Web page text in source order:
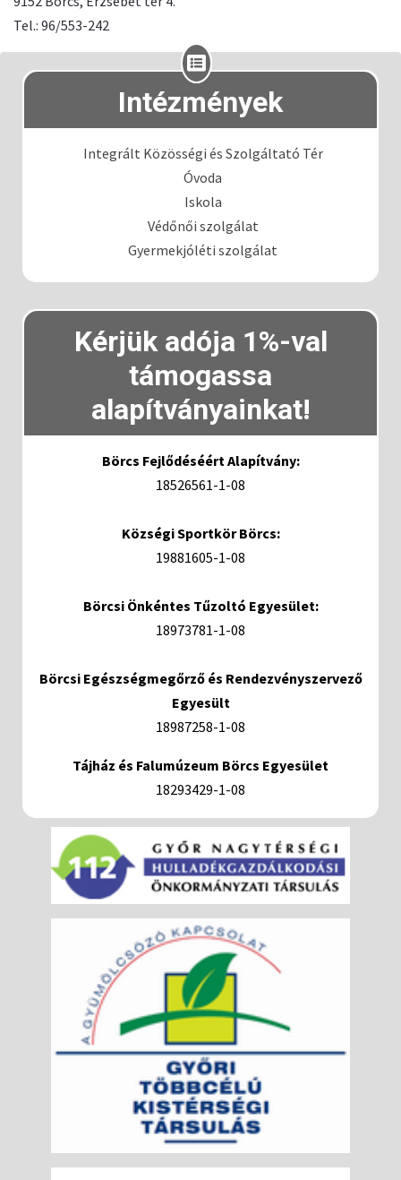
Tel.: 96/553-242
Intézmények
Integrált Közösségi és Szolgáltató Tér
Óvoda
Iskola
Védőnői szolgálat
Gyermekjóléti szolgálat
Kérjük adója 1%-val
támogassa
alapítványainkat!
Börcs Fejlődéséért Alapítvány:
18526561-1-08
Községi Sportkör Börcs:
19881605-1-08
Börcsi Önkéntes Tűzoltó Egyesület:
18973781-1-08
Börcsi Egészségmegőrző és Rendezvényszervező
Egyesült
18987258-1-08
Tájház és Falumúzeum Börcs Egyesület
18293429-1-08